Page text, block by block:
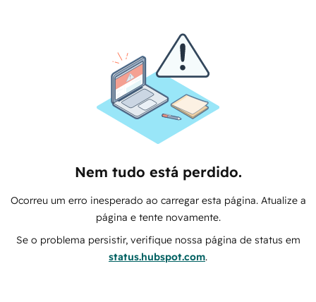
Nem tudo está perdido.
Ocorreu um erro inesperado ao carregar esta página. Atualize a
página e tente novamente.
Se o problema persistir, verifique nossa página de status em
status.hubspot.com.